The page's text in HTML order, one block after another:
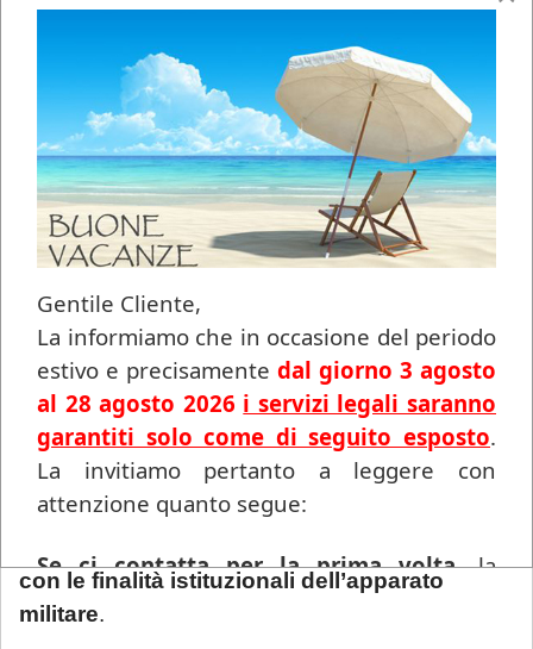
L’art. 230, comma 2, fa riferimento al danno
Amministrazione militare
significato di questa espressione non è affatto
pacifico.
Inizialmente la Cassazione, a Sezioni Unite,
aveva adottato una lettura restrittiva,
circoscrivendo il concetto alMinistero della
Difesa. In seguito, però, si è affermata
un’interpretazione più ampia, che ricomprende
anche altri enti funzionalmente inseriti nel
sistema delle Forze Armate , come l’Arma dei
Carabinieri, la Guardia di Finanza e ogni altro
corpo a ordinamento militare.
Secondo l’approccio funzionale, è irrilevante
l'appartenenza formale del bene: ciò che conta
con le finalità istituzionali dell’apparato
militare.
Gentile Cliente,
La informiamo che in occasione del periodo
estivo e precisamente dal giorno 3 agosto
al 28 agosto 2026 i servizi legali saranno
garantiti solo come di seguito esposto.
La invitiamo pertanto a leggere con
attenzione quanto segue:
Se ci contatta per la prima volta, la
informiamo che ogni richiesta di
consulenza pervenuta in questo periodo